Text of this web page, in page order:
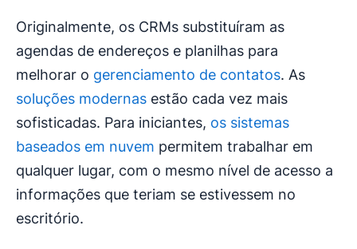
Originalmente, os CRMs substituíram as
agendas de endereços e planilhas para
melhorar o gerenciamento de contatos. As
soluções modernas estão cada vez mais
sofisticadas. Para iniciantes, os sistemas
baseados em nuvem permitem trabalhar em
qualquer lugar, com o mesmo nível de acesso a
informações que teriam se estivessem no
escritório.